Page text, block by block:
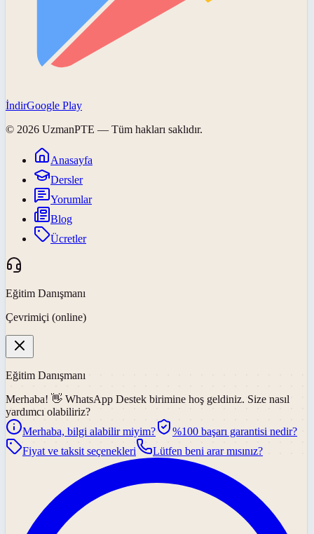
İndirGoogle Play
© 2026 UzmanPTE — Tüm hakları saklıdır.
Anasayfa
Dersler
Yorumlar
Blog
Ücretler
Eğitim Danışmanı
Çevrimiçi (online)
Eğitim Danışmanı
Merhaba! 👋 WhatsApp Destek birimine hoş geldiniz. Size nasıl
yardımcı olabiliriz?
Merhaba, bilgi alabilir miyim?
%100 başarı garantisi nedir?
Fiyat ve taksit seçenekleri
Lütfen beni arar mısınız?